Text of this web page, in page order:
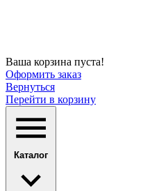
Ваша корзина пуста!
Оформить заказ
Вернуться
Перейти в корзину
Каталог